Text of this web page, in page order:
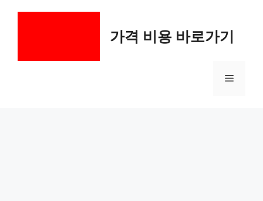
가격 비용 바로가기
메